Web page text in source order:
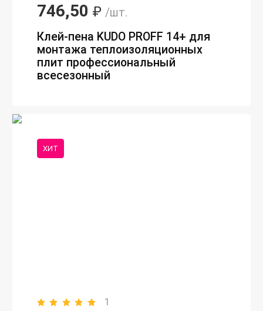
746,50 ₽ /шт.
Клей-пена KUDO PROFF 14+ для
монтажа теплоизоляционных
плит профессиональный
всесезонный
ХИТ
1